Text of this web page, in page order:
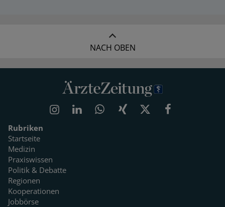
NACH OBEN
Rubriken
Startseite
Medizin
Praxiswissen
Politik & Debatte
Regionen
Kooperationen
Jobbörse